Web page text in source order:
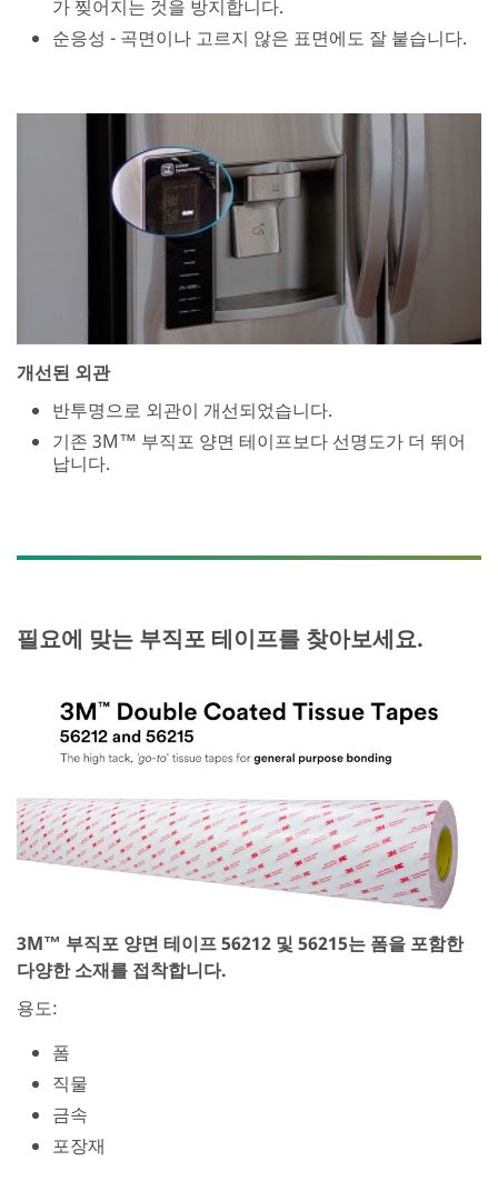
가 찢어지는 것을 방지합니다.
순응성 - 곡면이나 고르지 않은 표면에도 잘 붙습니다.
개선된 외관
반투명으로 외관이 개선되었습니다.
기존 3M™ 부직포 양면 테이프보다 선명도가 더 뛰어
납니다.
필요에 맞는 부직포 테이프를 찾아보세요.
3M™ 부직포 양면 테이프 56212 및 56215는 폼을 포함한
다양한 소재를 접착합니다.
용도:
폼
직물
금속
포장재